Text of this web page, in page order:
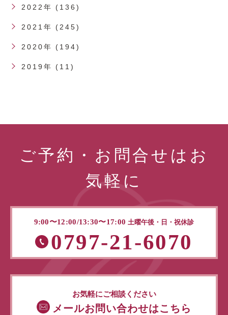
2022年 (136)
2021年 (245)
2020年 (194)
2019年 (11)
ご予約・お問合せはお
気軽に
9:00〜12:00/13:30〜17:00 土曜午後・日・祝休診
0797-21-6070
お気軽にご相談ください
メールお問い合わせはこちら